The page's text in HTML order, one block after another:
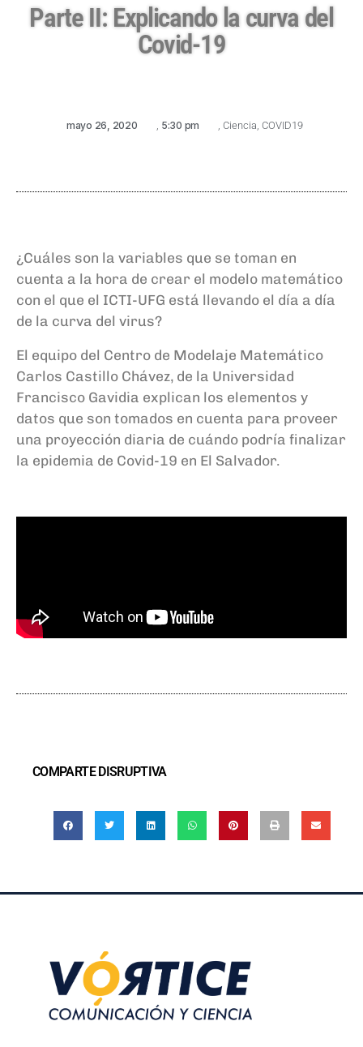
Parte II: Explicando la curva del
Covid-19
mayo 26, 2020 5:30 pm Ciencia ,COVID19
¿Cuáles son la variables que se toman en
cuenta a la hora de crear el modelo matemático
con el que el ICTI-UFG está llevando el día a día
de la curva del virus?
El equipo del Centro de Modelaje Matemático
Carlos Castillo Chávez, de la Universidad
Francisco Gavidia explican los elementos y
datos que son tomados en cuenta para proveer
una proyección diaria de cuándo podría finalizar
la epidemia de Covid-19 en El Salvador.
COMPARTE DISRUPTIVA